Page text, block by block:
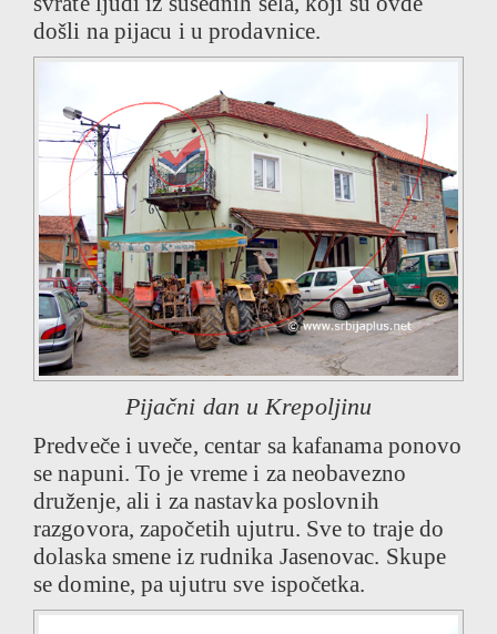
došli na pijacu i u prodavnice.
Pijačni dan u Krepoljinu
Predveče i uveče, centar sa kafanama ponovo
se napuni. To je vreme i za neobavezno
druženje, ali i za nastavka poslovnih
razgovora, započetih ujutru. Sve to traje do
dolaska smene iz rudnika Jasenovac. Skupe
se domine, pa ujutru sve ispočetka.